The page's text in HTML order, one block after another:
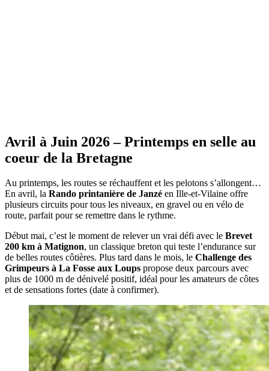
Avril à Juin 2026 – Printemps en selle au
coeur de la Bretagne
Au printemps, les routes se réchauffent et les pelotons s’allongent…
En avril, la Rando printanière de Janzé en Ille-et-Vilaine offre
plusieurs circuits pour tous les niveaux, en gravel ou en vélo de
route, parfait pour se remettre dans le rythme.
Début mai, c’est le moment de relever un vrai défi avec le Brevet
200 km à Matignon, un classique breton qui teste l’endurance sur
de belles routes côtières. Plus tard dans le mois, le Challenge des
Grimpeurs à La Fosse aux Loups propose deux parcours avec
plus de 1000 m de dénivelé positif, idéal pour les amateurs de côtes
et de sensations fortes (date à confirmer).